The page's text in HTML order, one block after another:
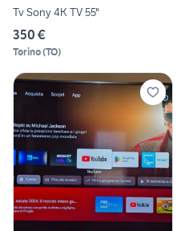
Tv Sony 4K TV 55"
350 €
Torino(TO)